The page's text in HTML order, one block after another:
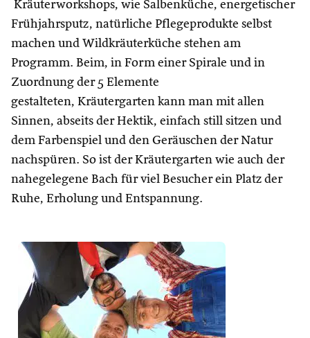
Kräuterworkshops, wie Salbenküche, energetischer
Frühjahrsputz, natürliche Pflegeprodukte selbst
machen und Wildkräuterküche stehen am
Programm. Beim, in Form einer Spirale und in
Zuordnung der 5 Elemente
gestalteten, Kräutergarten kann man mit allen
Sinnen, abseits der Hektik, einfach still sitzen und
dem Farbenspiel und den Geräuschen der Natur
nachspüren. So ist der Kräutergarten wie auch der
nahegelegene Bach für viel Besucher ein Platz der
Ruhe, Erholung und Entspannung.